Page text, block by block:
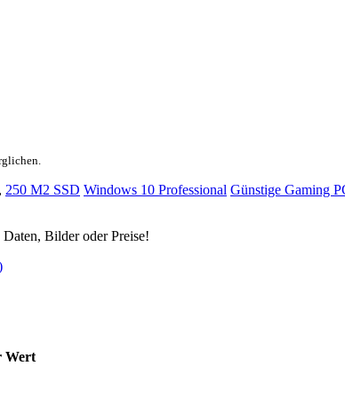
, 250 M2 SSD Windows 10 Professional Günstige Gaming
Bilder oder Preise!
Wert